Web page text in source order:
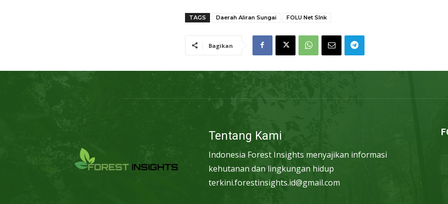
TAGS Daerah Aliran Sungai FOLU Net SInk
Bagikan
Tentang Kami
Indonesia Forest Insights menyajikan informasi
kehutanan dan lingkungan hidup
terkini.forestinsights.id@gmail.com